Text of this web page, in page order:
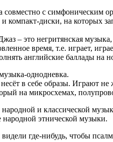
с симфоническим
компакт-диски, на которых
– это негритянская
время, т.е. играет,
английские баллады
однодневка.
в себе образы. Играют
на микросхемах,
и классической
этнической музыки.
где-нибудь, чтобы